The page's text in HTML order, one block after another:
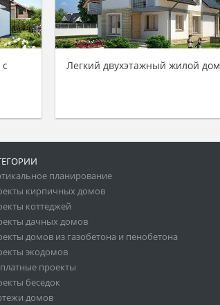
Легкий двухэтажный жилой дом
планирование
кирпичных домов
коттеджей
дачных домов
домов из газобетона и пенобетона
экодомов
проекты
беседок
домов